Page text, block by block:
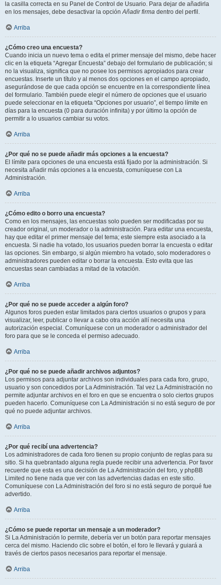
la casilla correcta en su Panel de Control de Usuario. Para dejar de añadirla
en los mensajes, debe desactivar la opciónAñadir firma dentro del perfil.
Arriba
¿Cómo creo una encuesta?
Cuando inicia un nuevo tema o edita el primer mensaje del mismo, debe hacer
clic en la etiqueta “Agregar Encuesta” debajo del formulario de publicación; si
no la visualiza, significa que no posee los permisos apropiados para crear
encuestas. Inserte un título y al menos dos opciones en el campo apropiado,
asegurándose de que cada opción se encuentre en la correspondiente línea
del formulario. También puede elegir el número de opciones que el usuario
puede seleccionar en la etiqueta “Opciones por usuario”, el tiempo límite en
días para la encuesta (0 para duración infinita) y por último la opción de
permitir a lo usuarios cambiar su votos.
Arriba
¿Por qué no se puede añadir más opciones a la encuesta?
El límite para opciones de una encuesta está fijado por la administración. Si
necesita añadir más opciones a la encuesta, comuníquese con La
Administración.
Arriba
¿Cómo edito o borro una encuesta?
Como en los mensajes, las encuestas solo pueden ser modificadas por su
creador original, un moderador o la administración. Para editar una encuesta,
hay que editar el primer mensaje del tema; este siempre esta asociado a la
encuesta. Si nadie ha votado, los usuarios pueden borrar la encuesta o editar
las opciones. Sin embargo, si algún miembro ha votado, solo moderadores o
administradores pueden editar o borrar la encuesta. Esto evita que las
encuestas sean cambiadas a mitad de la votación.
Arriba
¿Por qué no se puede acceder a algún foro?
Algunos foros pueden estar limitados para ciertos usuarios o grupos y para
visualizar, leer, publicar o llevar a cabo otra acción allí necesita una
autorización especial. Comuníquese con un moderador o administrador del
foro para que se le conceda el permiso adecuado.
Arriba
¿Por qué no se puede añadir archivos adjuntos?
Los permisos para adjuntar archivos son individuales para cada foro, grupo,
usuario y son concedidos por La Administración. Tal vez La Administración no
permite adjuntar archivos en el foro en que se encuentra o solo ciertos grupos
pueden hacerlo. Comuníquese con La Administración si no está seguro de por
qué no puede adjuntar archivos.
Arriba
¿Por qué recibí una advertencia?
Los administradores de cada foro tienen su propio conjunto de reglas para su
sitio. Si ha quebrantado alguna regla puede recibir una advertencia. Por favor
recuerde que esta es una decisión de La Administración del foro, y phpBB
Limited no tiene nada que ver con las advertencias dadas en este sitio.
Comuníquese con La Administración del foro si no está seguro de porqué fue
advertido.
Arriba
¿Cómo se puede reportar un mensaje a un moderador?
Si La Administración lo permite, debería ver un botón para reportar mensajes
cerca del mismo. Haciendo clic sobre el botón, el foro le llevará y guiará a
través de ciertos pasos necesarios para reportar el mensaje.
Arriba